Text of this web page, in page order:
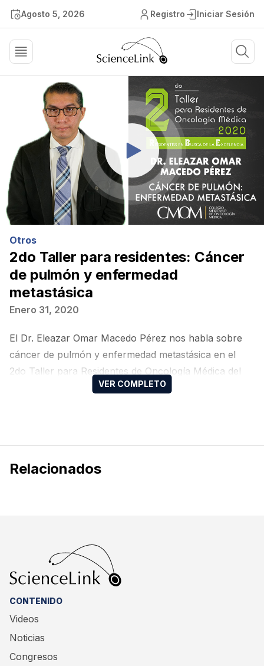
Agosto 5, 2026 Registro Iniciar Sesión
Otros
2do Taller para residentes: Cáncer
de pulmón y enfermedad
metastásica
Enero 31, 2020
El Dr. Eleazar Omar Macedo Pérez nos habla sobre
cáncer de pulmón y enfermedad metastásica en el
2do Taller para Residentes de Oncología Médica del
Colegio Mexicano de Oncología Médica (CMOM).
Relacionados
CONTENIDO
Videos
Noticias
Congresos